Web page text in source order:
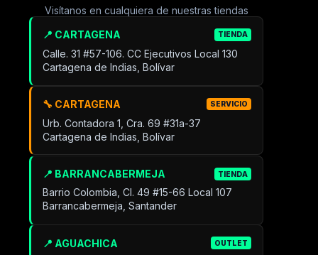
Visítanos en cualquiera de nuestras tiendas
📍 CARTAGENA TIENDA
Calle. 31 #57-106. CC Ejecutivos Local 130
Cartagena de Indias, Bolívar
🔧 CARTAGENA SERVICIO
Urb. Contadora 1, Cra. 69 #31a-37
Cartagena de Indias, Bolívar
📍 BARRANCABERMEJA TIENDA
Barrio Colombia, Cl. 49 #15-66 Local 107
Barrancabermeja, Santander
📍 AGUACHICA OUTLET